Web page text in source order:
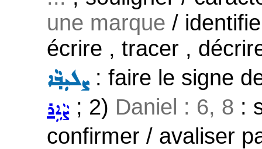
une marque /
écrire , tracer ,
ܨܠܝܼܒ݂ܵܐ: faire le signe
ܨܵܐܹܪ ; 2) Daniel : 6, 8 :
confirmer / avaliser